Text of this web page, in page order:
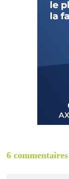
6 commentaires